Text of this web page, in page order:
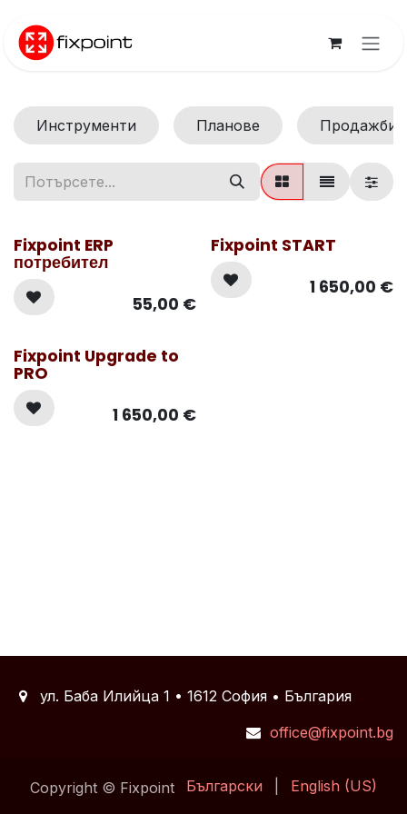
Инструменти Планове Продажби
Fixpoint ERP
потребител
55,00 €
Fixpoint START
1 650,00 €
Fixpoint Upgrade to
PRO
1 650,00 €
ул. Баба Илийца 1 • 1612 София • България
office@fixpoint.bg
Copyright © Fixpoint Български English (US)